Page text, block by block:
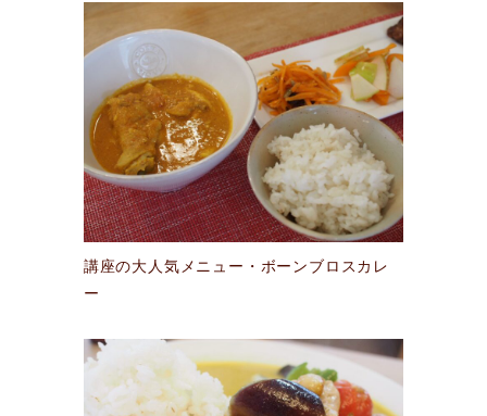
講座の大人気メニュー・ボーンブロスカレ
ー